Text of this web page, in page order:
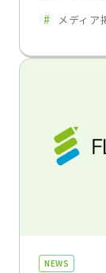
保護者連
ager導入
メディア
NEWS